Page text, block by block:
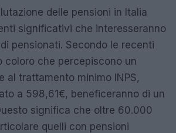
delle pensioni in Italia
significativi che interesseranno
pensionati. Secondo le recenti
coloro che percepiscono un
al trattamento minimo INPS,
a 598,61€, beneficeranno di un
significa che oltre 60.000
quelli con pensioni